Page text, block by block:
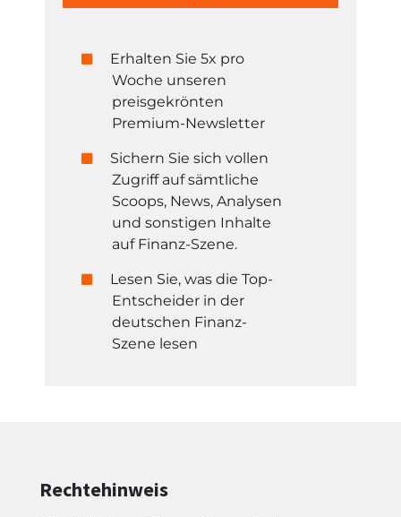
Erhalten Sie 5x pro
Woche unseren
preisgekrönten
Premium-Newsletter
Sichern Sie sich vollen
Zugriff auf sämtliche
Scoops, News, Analysen
und sonstigen Inhalte
auf Finanz-Szene.
Lesen Sie, was die Top-
Entscheider in der
deutschen Finanz-
Szene lesen
Rechtehinweis